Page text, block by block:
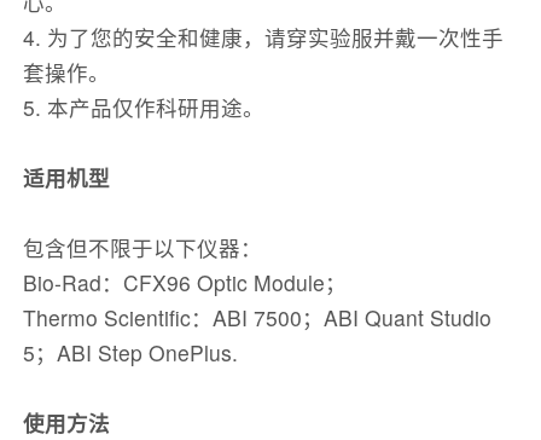
4. 为了您的安全和健康，请穿实验服并戴一次性手
套操作。
5. 本产品仅作科研用途。
适用机型
包含但不限于以下仪器：
Bio-Rad：CFX96 Optic Module；
Thermo Scientific：ABI 7500；ABI Quant Studio
5；ABI Step OnePlus.
使用方法